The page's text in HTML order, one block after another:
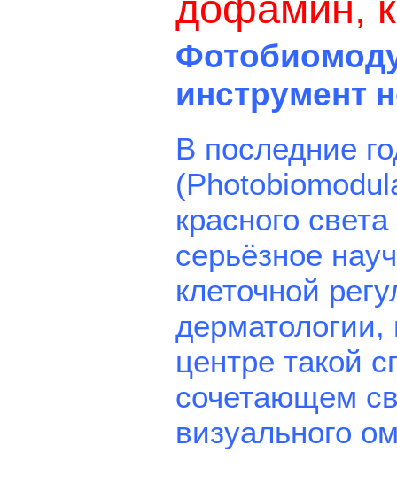
инструмент
В последние
красного
серьёзное
клеточной
центре такой
сочетающем
визуального